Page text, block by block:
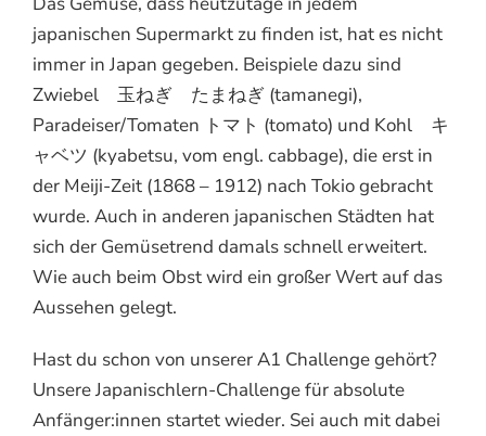
japanischen Supermarkt zu finden ist, hat es nicht
immer in Japan gegeben. Beispiele dazu sind
Zwiebel 玉ねぎ たまねぎ (tamanegi),
Paradeiser/Tomaten トマト (tomato) und Kohl キ
ャベツ (kyabetsu, vom engl. cabbage), die erst in
der Meiji-Zeit (1868 – 1912) nach Tokio gebracht
wurde. Auch in anderen japanischen Städten hat
sich der Gemüsetrend damals schnell erweitert.
Wie auch beim Obst wird ein großer Wert auf das
Aussehen gelegt.
Hast du schon von unserer A1 Challenge gehört?
Unsere Japanischlern-Challenge für absolute
Anfänger:innen startet wieder. Sei auch mit dabei